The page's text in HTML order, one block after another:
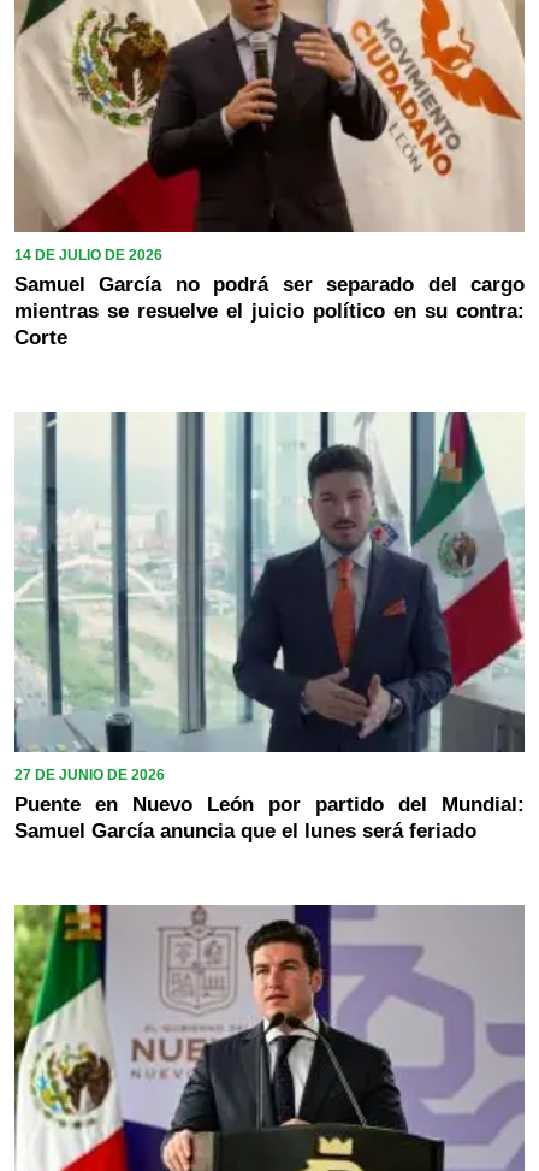
14 DE JULIO DE 2026
Samuel García no podrá ser separado del cargo
mientras se resuelve el juicio político en su contra:
Corte
27 DE JUNIO DE 2026
Puente en Nuevo León por partido del Mundial:
Samuel García anuncia que el lunes será feriado